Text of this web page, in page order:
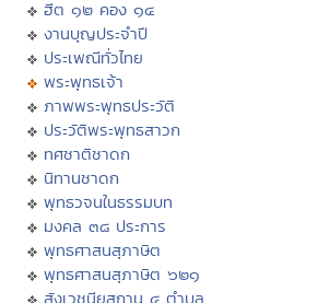
ฮีต ๑๒ คอง ๑๔
งานบุญประจำปี
ประเพณีทั่วไทย
พระพุทธเจ้า
ภาพพระพุทธประวัติ
ประวัติพระพุทธสาวก
ทศชาติชาดก
นิทานชาดก
พุทธวจนในธรรมบท
มงคล ๓๘ ประการ
พุทธศาสนสุภาษิต
พุทธศาสนสุภาษิต ๖๒๑
สังเวชนียสถาน ๔ ตำบล